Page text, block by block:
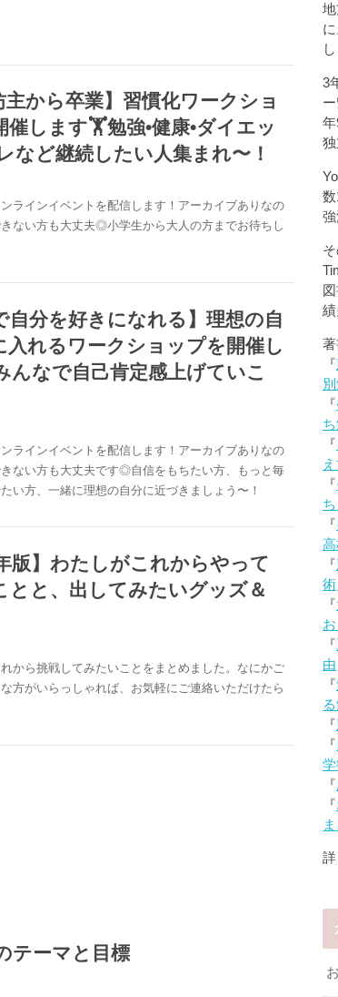
主から卒業】習慣化ワークショ
催します🏋️勉強•健康•ダイエッ
など継続したい人集まれ〜！
ラインイベントを配信します！アーカイブありなの
ない方も大丈夫◎小学生から大人の方までお待ちし
自分を好きになれる】理想の自
入れるワークショップを開催し
んなで自己肯定感上げていこ
ラインイベントを配信します！アーカイブありなの
ない方も大丈夫です◎自信をもちたい方、もっと毎
い方、一緒に理想の自分に近づきましょう〜！
版】わたしがこれからやって
とと、出してみたいグッズ＆
から挑戦してみたいことをまとめました。なにかご
方がいらっしゃれば、お気軽にご連絡いただけたら
テーマと目標
3
独
績
『
『
『
『
『
『
術
『
『
由
『
『
『
『
『